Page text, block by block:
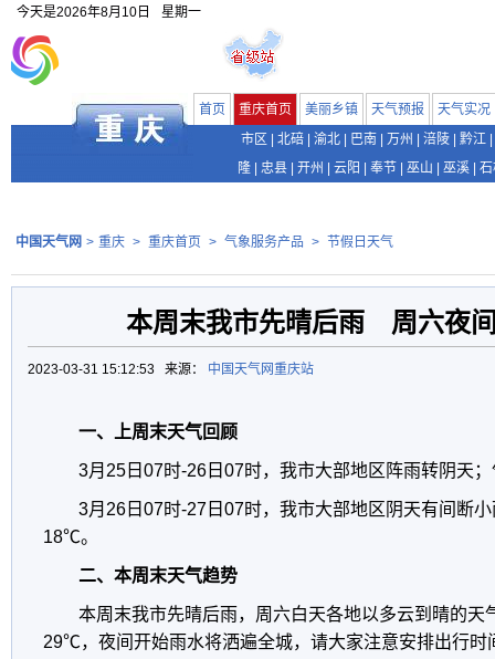
今天是2026年8月10日 星期一
首页 重庆首页 美丽乡镇 天气预报
天气实况
市区
北碚 渝北 巴南 万州 涪陵 黔江
隆
忠县 开州 云阳 奉节 巫山 巫溪
中国天气网 > 重庆 > 重庆首页 > 气象服务产品 > 节假日天气
本周末我市先晴后雨 周六夜
2023-03-31 15:12:53 来源： 中国天气网重庆站
一、上周末天气回顾
3月25日07时-26日07时，我市大部地区阵雨转阴天
3月26日07时-27日07时，我市大部地区阴天有间断
18℃。
二、本周末天气趋势
本周末我市先晴后雨，周六白天各地以多云到晴的天
29℃，夜间开始雨水将洒遍全城，请大家注意安排出行时